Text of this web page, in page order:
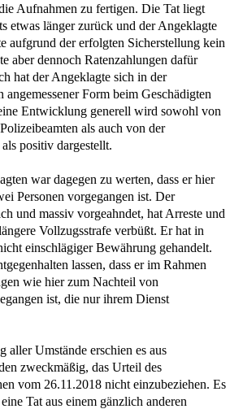
Aufnahmen zu fertigen. Die Tat liegt
etwas länger zurück und der Angeklagte
aufgrund der erfolgten Sicherstellung kein
aber dennoch Ratenzahlungen dafür
hat der Angeklagte sich in der
Form beim Geschädigten
Entwicklung generell wird sowohl von
als auch von der
positiv dargestellt.
war dagegen zu werten, dass er hier
Personen vorgegangen ist. Der
und massiv vorgeahndet, hat Arreste und
Vollzugsstrafe verbüßt. Er hat in
einschlägiger Bewährung gehandelt.
lassen, dass er im Rahmen
wie hier zum Nachteil von
ist, die nur ihrem Dienst
aller Umstände erschien es aus
zweckmäßig, das Urteil des
vom 26.11.2018 nicht einzubeziehen. Es
Tat aus einem gänzlich anderen